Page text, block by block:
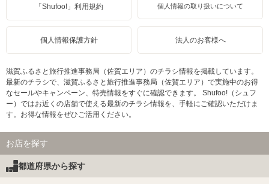
「Shufoo!」利用規約 個人情報の取り扱いについて
個人情報保護方針 法人のお客様へ
滋賀ふるさと旅行推進事務局（佐賀エリア）のチラシ情報を掲載しています。
最新のチラシで、滋賀ふるさと旅行推進事務局（佐賀エリア）で実施中のお得
なセールやキャンペーン、特売情報をすぐに確認できます。 Shufoo!（シュフ
ー）ではお近くの店舗で使える最新のチラシ情報を、手軽にご確認いただけま
す。お得な情報をぜひご活用ください。
お店を探す
都道府県から探す